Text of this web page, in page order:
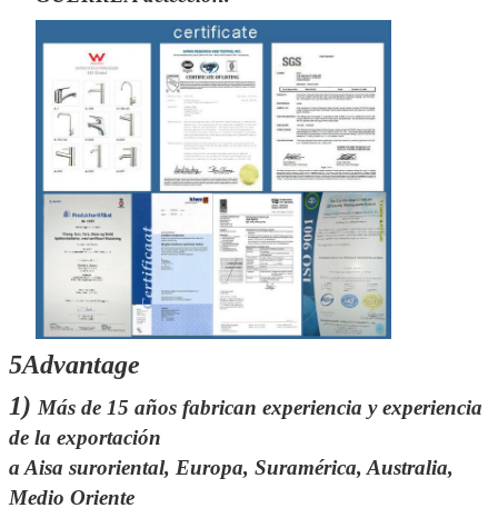
5Advantage
1) Más de 15 años fabrican experiencia y experiencia
de la exportación
a Aisa suroriental, Europa, Suramérica, Australia,
Medio Oriente